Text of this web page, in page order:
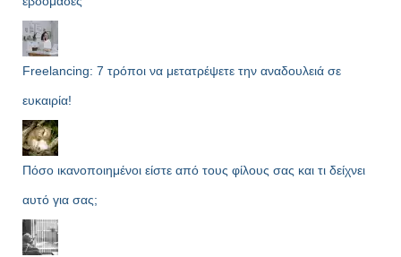
Freelancing: 7 τρόποι να μετατρέψετε την αναδουλειά σε
ευκαιρία!
Πόσο ικανοποιημένοι είστε από τους φίλους σας και τι δείχνει
αυτό για σας;